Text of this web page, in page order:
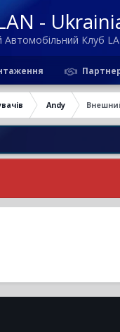
-
Автомобільний Клуб
Andy